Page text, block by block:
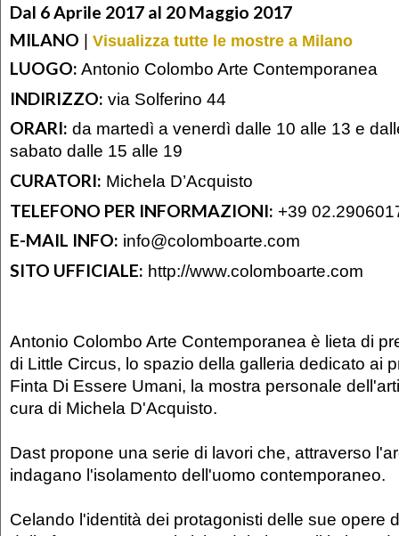
Dal 6 Aprile 2017 al 20 Maggio 2017
MILANO | Visualizza tutte le mostre a Milano
LUOGO: Antonio Colombo Arte Contemporanea
INDIRIZZO: via Solferino 44
ORARI: da martedì a venerdì dalle 10 alle 13 e
sabato dalle 15 alle 19
CURATORI: Michela D’Acquisto
TELEFONO PER INFORMAZIONI: +39
E-MAIL INFO: info@colomboarte.com
SITO UFFICIALE: http://www.colomboarte.com
Antonio Colombo Arte Contemporanea è lieta di
di Little Circus, lo spazio della galleria dedicato ai
Finta Di Essere Umani, la mostra personale
cura di Michela D'Acquisto.
Dast propone una serie di lavori che, attraverso
indagano l'isolamento dell'uomo contemporaneo.
Celando l'identità dei protagonisti delle sue opere